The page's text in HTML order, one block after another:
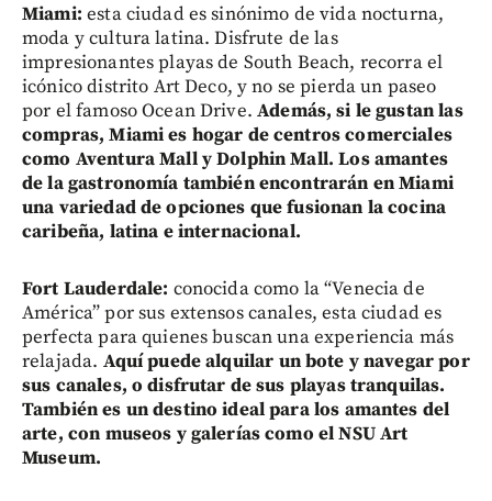
Miami: esta ciudad es sinónimo de vida nocturna,
moda y cultura latina. Disfrute de las
impresionantes playas de South Beach, recorra el
icónico distrito Art Deco, y no se pierda un paseo
por el famoso Ocean Drive.Además, si le gustan las
compras, Miami es hogar de centros comerciales
como Aventura Mall y Dolphin Mall. Los amantes
de la gastronomía también encontrarán en Miami
una variedad de opciones que fusionan la cocina
caribeña, latina e internacional.
Fort Lauderdale: conocida como la “Venecia de
América” por sus extensos canales, esta ciudad es
perfecta para quienes buscan una experiencia más
relajada. Aquí puede alquilar un bote y navegar por
sus canales, o disfrutar de sus playas tranquilas.
También es un destino ideal para los amantes del
arte, con museos y galerías como el NSU Art
Museum.